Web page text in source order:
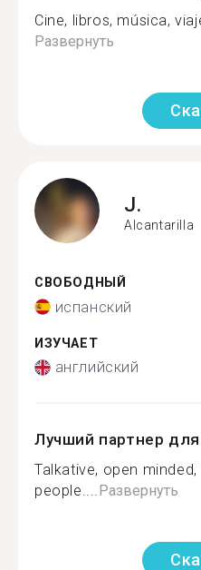
Cine, libros, música,
Развернуть
J.
Alcantarilla
СВОБОДНЫЙ
испанский
ИЗУЧАЕТ
английский
Лучший партнер
Talkative, open
people....Развернуть